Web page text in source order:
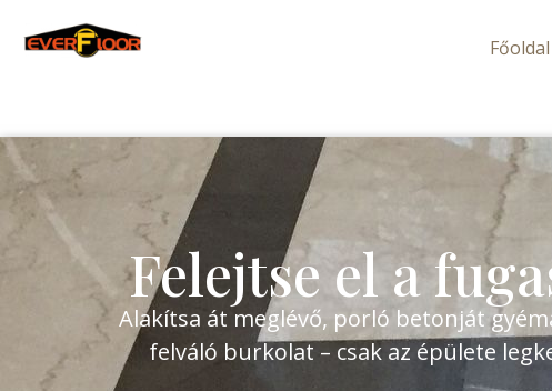
Főoldal
Felejtse el a
Alakítsa át meglévő, porló betonját
felváló burkolat – csak az épülete